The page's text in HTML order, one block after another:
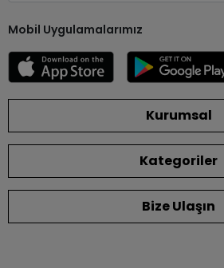
Mobil Uygulamalarımız
Kurumsal
Kategoriler
Bize Ulaşın